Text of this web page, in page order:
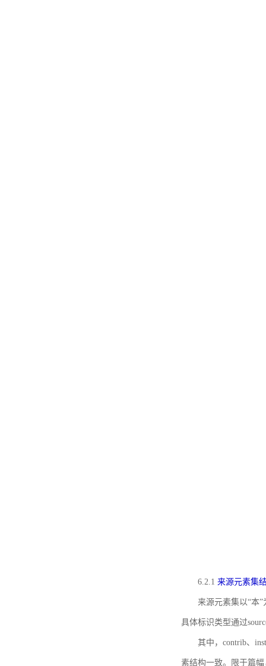
6.2.1 来源元素集
来源元素集以“本
具体标识类型通过
其中，contrib、
素结构一致。限于篇